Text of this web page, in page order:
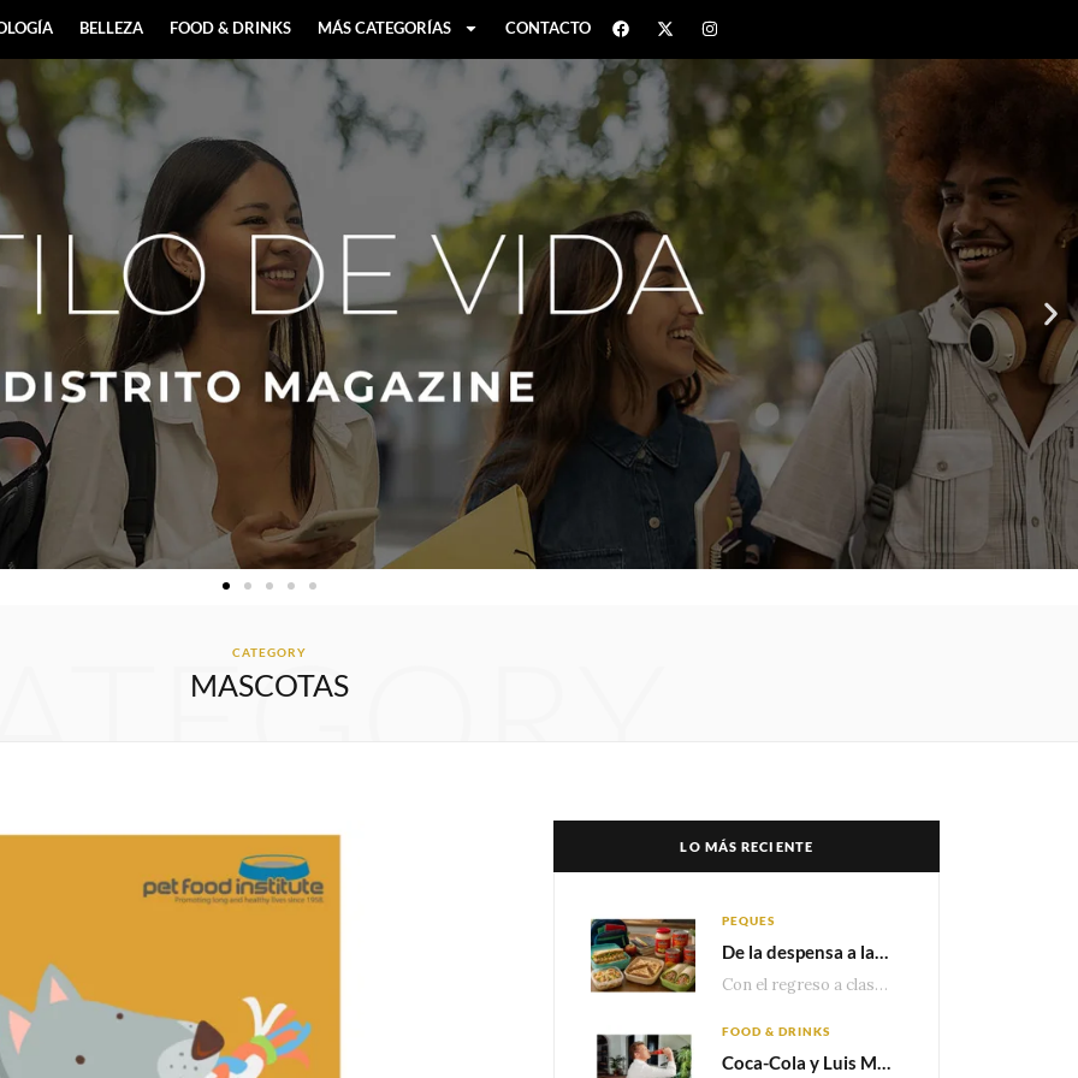
BELLEZA FOOD & DRINKS MÁS CATEGORÍAS CONTACTO
CATEGORY
MASCOTAS
LO MÁS RECIENTE
PEQUES
De la despensa a la lonchera: ideas rápidas para el regreso a clases
Con el regreso a clases cada vez más cerca, las familias comienzan a reorganizar horarios,…
FOOD & DRINKS
Coca-Cola y Luis Miguel estrenan el comercial que celebra 100 años de historia junto a México